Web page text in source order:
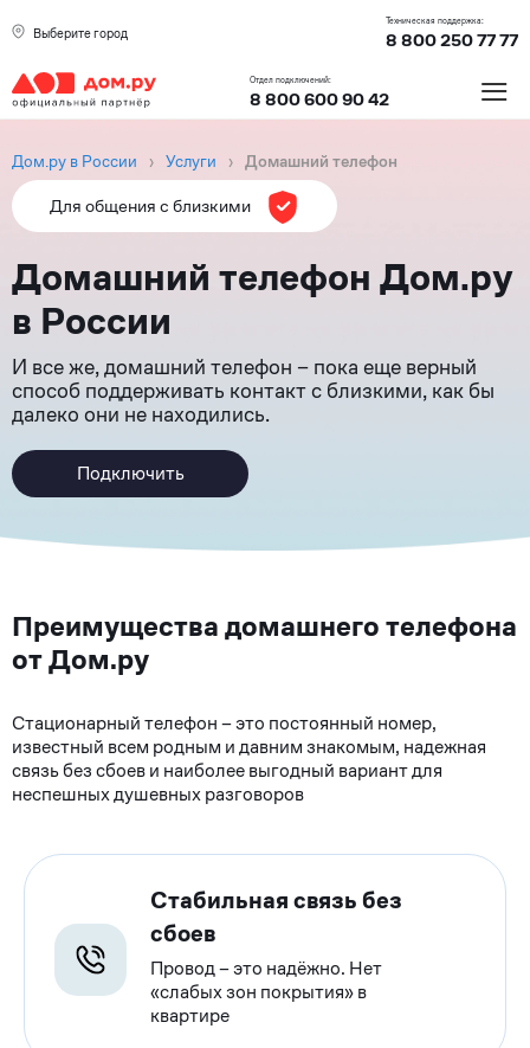
Выберите город
Техническая поддержка:
8 800 250 77 77
Отдел подключений:
8 800 600 90 42 ≡
Дом.ру в России › Услуги › Домашний телефон
Для общения с близкими
Домашний телефон Дом.ру
в России
И все же, домашний телефон – пока еще верный
способ поддерживать контакт с близкими, как бы
далеко они не находились.
Подключить
Преимущества домашнего телефона
от Дом.ру
Стационарный телефон – это постоянный номер,
известный всем родным и давним знакомым, надежная
связь без сбоев и наиболее выгодный вариант для
неспешных душевных разговоров
Стабильная связь без
сбоев
Провод – это надёжно. Нет
«слабых зон покрытия» в
квартире